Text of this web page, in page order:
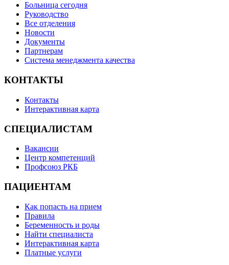
Больница сегодня
Руководство
Все отделения
Новости
Документы
Партнерам
Система менеджмента качества
КОНТАКТЫ
Контакты
Интерактивная карта
СПЕЦИАЛИСТАМ
Вакансии
Центр компетенций
Профсоюз РКБ
ПАЦИЕНТАМ
Как попасть на прием
Правила
Беременность и роды
Найти специалиста
Интерактивная карта
Платные услуги